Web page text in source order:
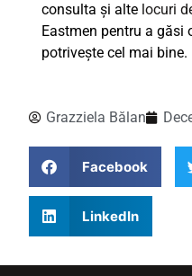
consulta și alte locuri
Eastmen pentru a găsi
potrivește cel mai bine.
Grazziela Bălan
Facebook
LinkedIn